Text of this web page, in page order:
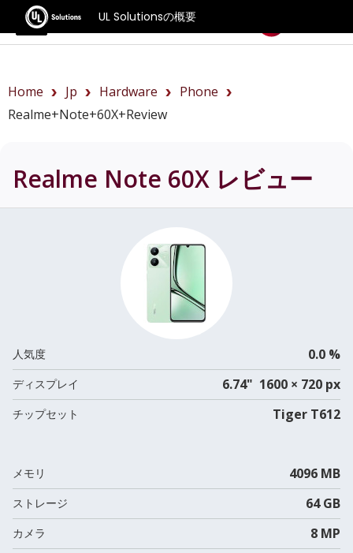
UL Solutionsの概要
ベンチマーク
Home Jp Hardware
Phone
Realme+Note+60X+review
Realme Note 60X レビュー
人気度 0.0 %
ディスプレイ 6.74" 1600 × 720 px
チップセット Tiger T612
メモリ 4096 MB
ストレージ 64 GB
カメラ 8 MP